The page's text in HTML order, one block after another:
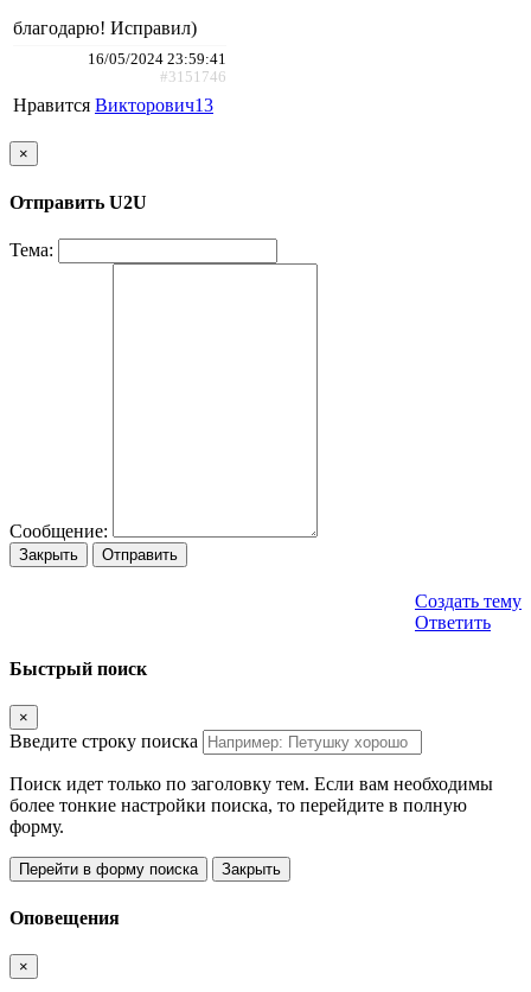
благодарю! Исправил)
16/05/2024 23:59:41
#3151746
Нравится Викторович13
×
Отправить U2U
Тема:
Сообщение:
Закрыть Отправить
Создать тему
Ответить
Быстрый поиск
×
Введите строку поиска
Поиск идет только по заголовку тем. Если вам необходимы
более тонкие настройки поиска, то перейдите в полную
форму.
Перейти в форму поиска Закрыть
Оповещения
×